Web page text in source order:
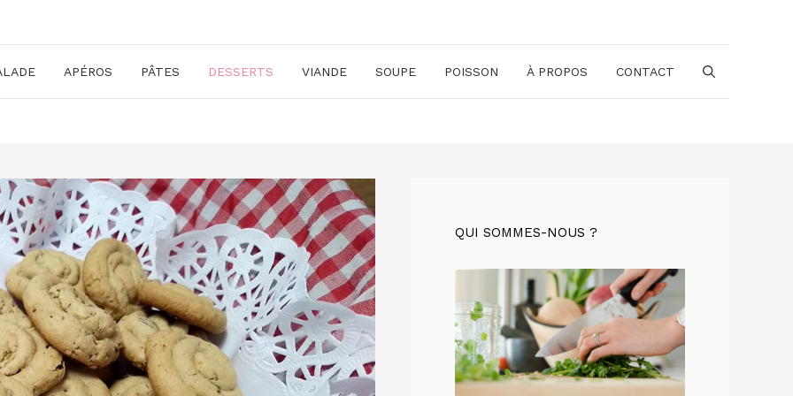
APÉROS PÂTES DESSERTS VIANDE SOUPE POISSON À PROPOS CONTACT
QUI SOMMES-NOUS ?